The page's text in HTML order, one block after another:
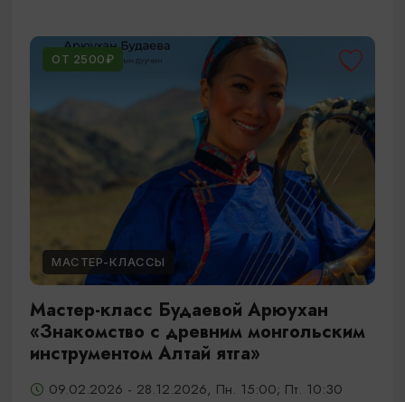
ОТ 2500₽
МАСТЕР-КЛАССЫ
Мастер-класс Будаевой Арюухан
«Знакомство с древним монгольским
инструментом Алтай ятга»
09.02.2026 - 28.12.2026, Пн. 15:00; Пт. 10:30